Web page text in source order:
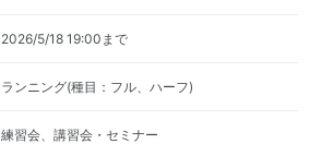
2026/5/18 19:00まで
ランニング(種目：フル、ハーフ)
練習会、講習会・セミナー